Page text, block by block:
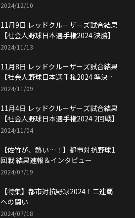
2024/12/10
11月9日 レッドクルーザーズ試合結果
【社会人野球日本選手権2024 決勝】
2024/11/13
11月8日 レッドクルーザーズ試合結果
【社会人野球日本選手権2024 準決
勝】
2024/11/09
11月4日 レッドクルーザーズ試合結果
【社会人野球日本選手権2024 2回戦】
2024/11/04
【佐竹が、熱い…！】都市対抗野球1
回戦 結果速報＆インタビュー
2024/07/19
【特集】都市対抗野球2024！二連覇
への闘い
2024/07/18